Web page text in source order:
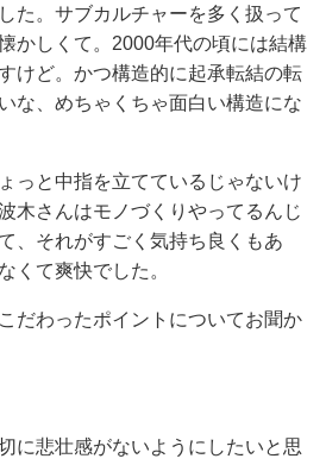
た。サブカルチャーを多く扱って
かしくて。2000年代の頃には結構
けど。かつ構造的に起承転結の転
な、めちゃくちゃ面白い構造にな
っと中指を立てているじゃないけ
木さんはモノづくりやってるんじ
、それがすごく気持ち良くもあ
くて爽快でした。
だわったポイントについてお聞か
に悲壮感がないようにしたいと思